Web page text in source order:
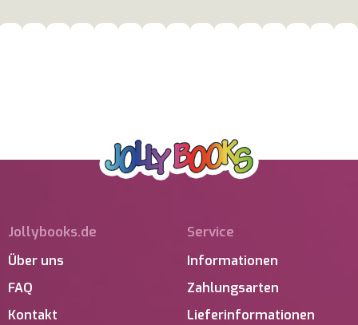
Jollybooks.de
Über uns
FAQ
Kontakt
Service
Informationen
Zahlungsarten
Lieferinformationen